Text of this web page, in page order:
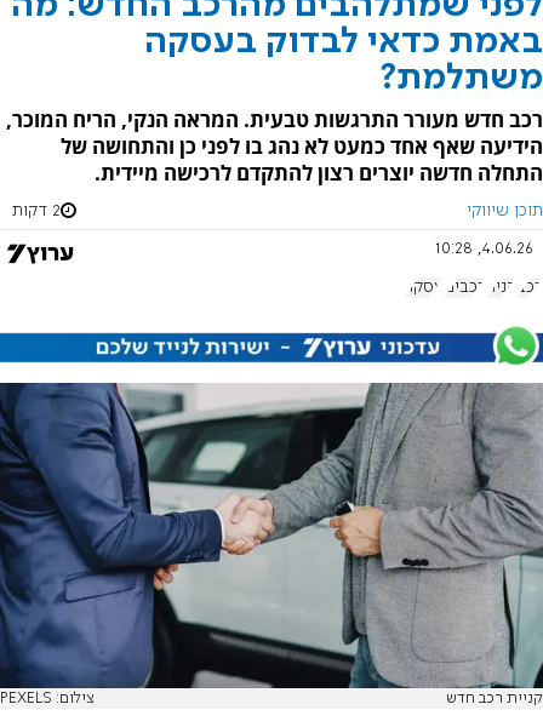
באמת כדאי לבדוק בעסקה
משתלמת?
רכב חדש מעורר התרגשות טבעית. המראה הנקי, הריח המוכר,
הידיעה שאף אחד כמעט לא נהג בו לפני כן והתחושה של
התחלה חדשה יוצרים רצון להתקדם לרכישה מיידית.
תוכן שיווקי 2 דקות
4.06.26, 10:28
רכב קניה רכבים עסקה
קניית רכב חדש צילום: PEXELS